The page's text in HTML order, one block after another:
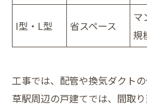
I型・L型 省スペース
マ
規
工事では、配管や換気ダクト
草駅周辺の戸建てでは、間取